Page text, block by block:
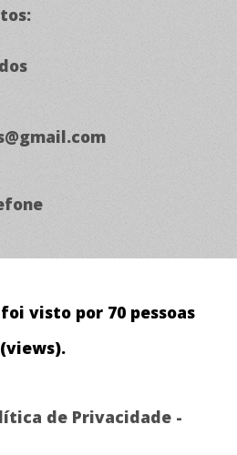
visto por 70 pessoas
(views).
de Privacidade -